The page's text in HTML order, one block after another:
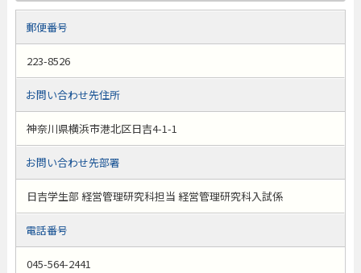
郵便番号
223-8526
お問い合わせ先住所
神奈川県横浜市港北区日吉4-1-1
お問い合わせ先部署
日吉学生部 経営管理研究科担当 経営管理研究科入試係
電話番号
045-564-2441